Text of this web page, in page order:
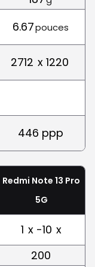
6.67pouces
2712 x 1220
446 ppp
Redmi Note 13 Pro
5G
1 x -10 x
200